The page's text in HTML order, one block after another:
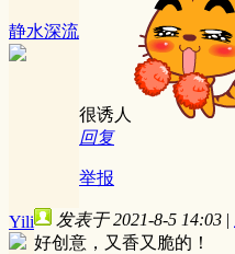
静水深流
很诱人
回复
举报
Yili 发表于 2021-8-5 14:03 |
好创意，又香又脆的！